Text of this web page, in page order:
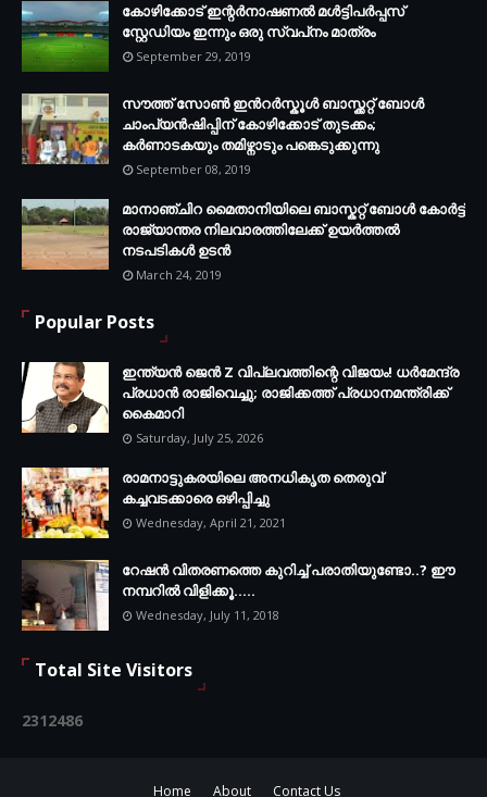
കോഴിക്കോട് ഇന്റര്‍നാഷണല്‍ മള്‍ട്ടിപര്‍പ്പസ്
സ്റ്റേഡിയം ഇന്നും ഒരു സ്വപ്‌നം മാത്രം
September 29, 2019
സൗത്ത് സോണ്‍ ഇന്‍റര്‍സ്കൂള്‍ ബാസ്ക്കറ്റ് ബോൾ
ചാംപ്യന്‍ഷിപ്പിന് കോഴിക്കോട് തുടക്കം;
കർണാടകയും തമിഴ്നാടും പങ്കെടുക്കുന്നു
September 08, 2019
മാനാഞ്ചിറ മൈതാനിയിലെ ബാസ്കറ്റ് ബോള്‍ കോര്‍ട്ട്
രാജ്യാന്തര നിലവാരത്തിലേക്ക് ഉയര്‍ത്തൽ
നടപടികള്‍ ഉടന്‍
March 24, 2019
Popular Posts
ഇന്ത്യൻ ജെൻ Z വിപ്ലവത്തിന്റെ വിജയം! ധർമേന്ദ്ര
പ്രധാൻ രാജിവെച്ചു; രാജിക്കത്ത് പ്രധാനമന്ത്രിക്ക്
കൈമാറി
Saturday, July 25, 2026
രാമനാട്ടുകരയിലെ അനധികൃത തെരുവ്
കച്ചവടക്കാരെ ഒഴിപ്പിച്ചു
Wednesday, April 21, 2021
റേഷൻ വിതരണത്തെ കുറിച്ച് പരാതിയുണ്ടോ..? ഈ
നമ്പറില്‍ വിളിക്കൂ.....
Wednesday, July 11, 2018
Total Site Visitors
2312486
Home About Contact Us